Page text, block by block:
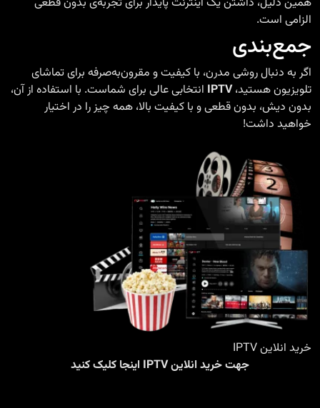
الزامی است.
جمع‌بندی
اگر به دنبال روشی مدرن، با کیفیت و مقرون‌به‌صرفه برای تماشای
تلویزیون هستید،IPTV انتخابی عالی برای شماست. با استفاده از آن،
بدون دیش، بدون قطعی و با کیفیت بالا، همه چیز را در اختیار
خواهید داشت!
خرید انلاین IPTV
جهت خرید انلاین IPTV اینجا کلیک کنید